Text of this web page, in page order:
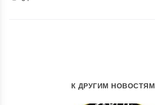
К ДРУГИМ НОВОСТЯМ